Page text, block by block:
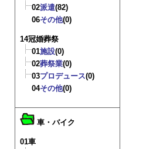
02派遣(82)
06その他(0)
14冠婚葬祭
01施設(0)
02葬祭業(0)
03プロデュース(0)
04その他(0)
車・バイク
01車